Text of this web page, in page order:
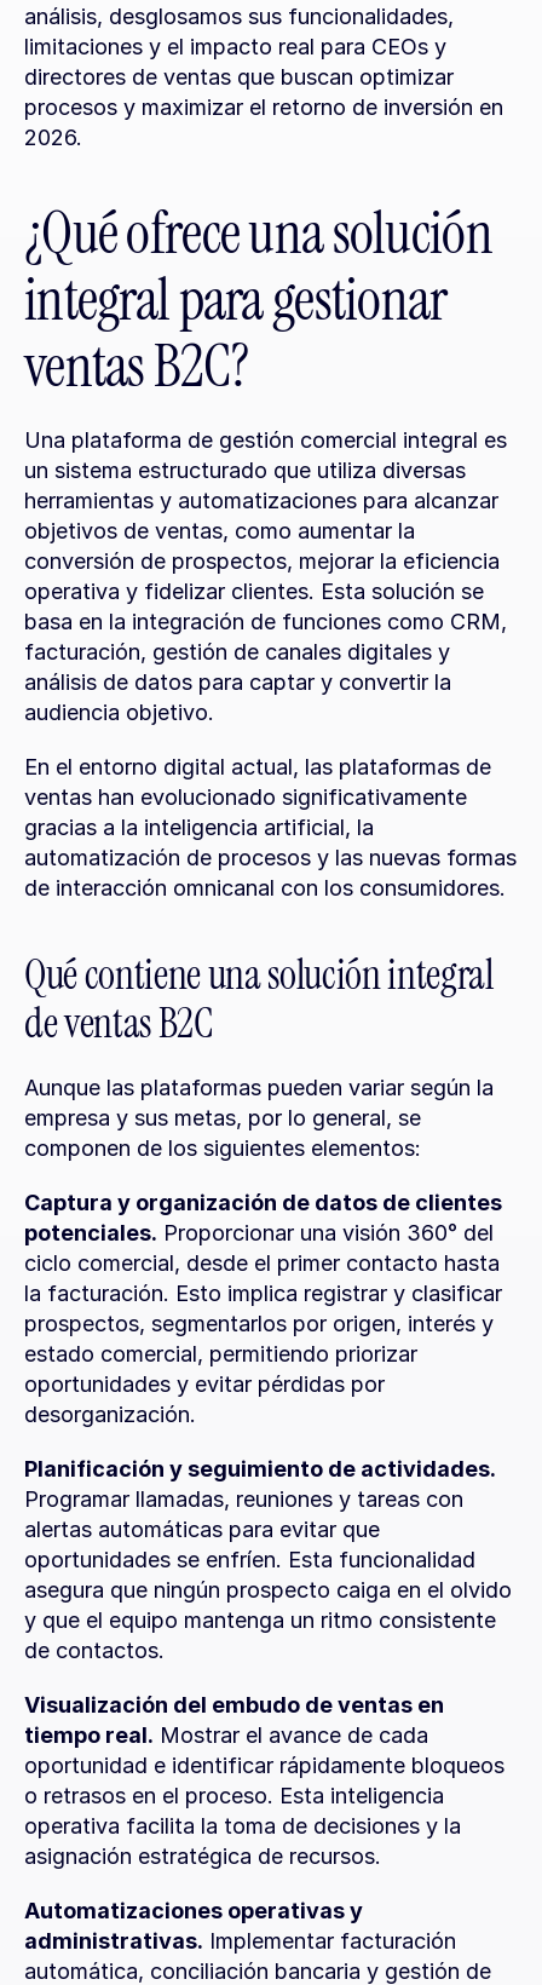
análisis, desglosamos sus funcionalidades,
limitaciones y el impacto real para CEOs y
directores de ventas que buscan optimizar
procesos y maximizar el retorno de inversión en
2026.
¿Qué ofrece una solución
integral para gestionar
ventas B2C?
Una plataforma de gestión comercial integral es
un sistema estructurado que utiliza diversas
herramientas y automatizaciones para alcanzar
objetivos de ventas, como aumentar la
conversión de prospectos, mejorar la eficiencia
operativa y fidelizar clientes. Esta solución se
basa en la integración de funciones como CRM,
facturación, gestión de canales digitales y
análisis de datos para captar y convertir la
audiencia objetivo.
En el entorno digital actual, las plataformas de
ventas han evolucionado significativamente
gracias a la inteligencia artificial, la
automatización de procesos y las nuevas formas
de interacción omnicanal con los consumidores.
Qué contiene una solución integral
de ventas B2C
Aunque las plataformas pueden variar según la
empresa y sus metas, por lo general, se
componen de los siguientes elementos:
Captura y organización de datos de clientes
potenciales. Proporcionar una visión 360° del
ciclo comercial, desde el primer contacto hasta
la facturación. Esto implica registrar y clasificar
prospectos, segmentarlos por origen, interés y
estado comercial, permitiendo priorizar
oportunidades y evitar pérdidas por
desorganización.
Planificación y seguimiento de actividades.
Programar llamadas, reuniones y tareas con
alertas automáticas para evitar que
oportunidades se enfríen. Esta funcionalidad
asegura que ningún prospecto caiga en el olvido
y que el equipo mantenga un ritmo consistente
de contactos.
Visualización del embudo de ventas en
tiempo real. Mostrar el avance de cada
oportunidad e identificar rápidamente bloqueos
o retrasos en el proceso. Esta inteligencia
operativa facilita la toma de decisiones y la
asignación estratégica de recursos.
Automatizaciones operativas y
administrativas. Implementar facturación
automática, conciliación bancaria y gestión de